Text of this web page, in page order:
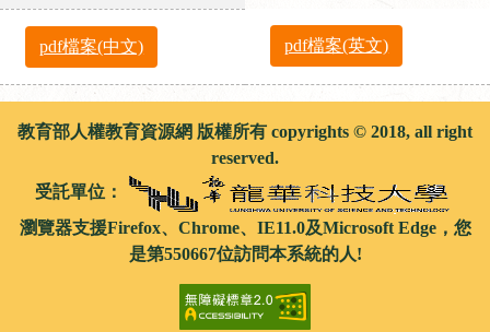
pdf檔案(中文) pdf檔案(英文)
教育部人權教育資源網 版權所有 copyrights © 2018, all right
reserved.
受託單位：
瀏覽器支援Firefox、Chrome、IE11.0及Microsoft Edge，您
是第550667位訪問本系統的人!